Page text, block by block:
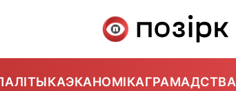
ЭКАНОМІКАГРАМАДСТВА